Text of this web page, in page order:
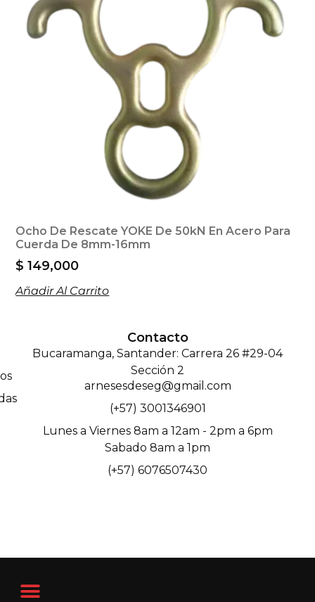
Ocho De Rescate YOKE De 50kN En Acero Para
Cuerda De 8mm-16mm
$ 149,000
Añadir Al Carrito
Contacto
Bucaramanga, Santander: Carrera 26 #29-04
Sección 2
arnesesdeseg@gmail.com
(+57) 3001346901
Lunes a Viernes 8am a 12am - 2pm a 6pm
Sabado 8am a 1pm
(+57) 6076507430